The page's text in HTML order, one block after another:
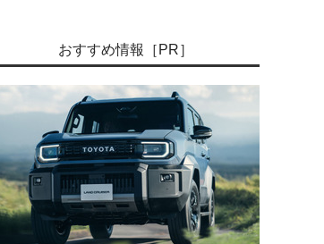
おすすめ情報［PR］